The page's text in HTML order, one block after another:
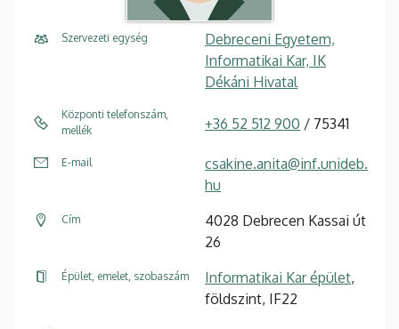
Szervezeti egység
Debreceni Egyetem,
Informatikai Kar, IK
Dékáni Hivatal
Központi telefonszám,
mellék
+36 52 512 900 / 75341
E-mail
csakine.anita@inf.unideb.
hu
Cím
4028 Debrecen Kassai út
26
Épület, emelet, szobaszám Informatikai Kar épület,
földszint, IF22